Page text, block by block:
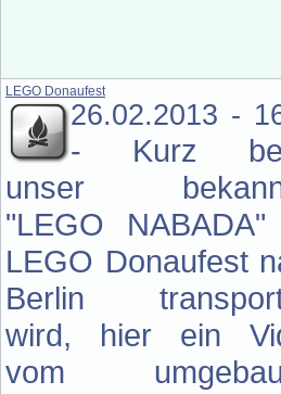
LEGO Donaufest
26.02.2013 -
- Kurz
unser
"LEGO
LEGO Donaufest
Berlin
wird, hier ein
vom